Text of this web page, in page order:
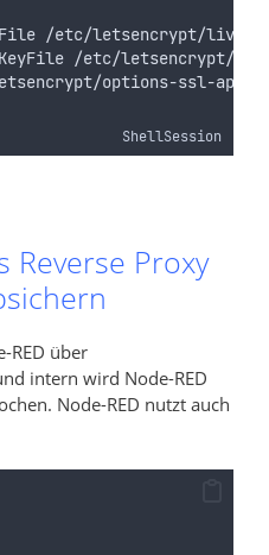
/etc/letsencrypt/live/
/etc/letsencrypt/
options-ssl-
ShellSession
Reverse Proxy
RED über
intern wird Node-RED
Node-RED nutzt auch